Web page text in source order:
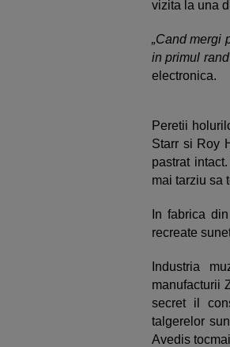
vizita la una
„Cand mergi
in primul
electronica.
Peretii
Starr si Roy
pastrat
mai tarziu sa
In fabrica
recreate
Industria
manufacturii
secret il
talgerelor
Avedis